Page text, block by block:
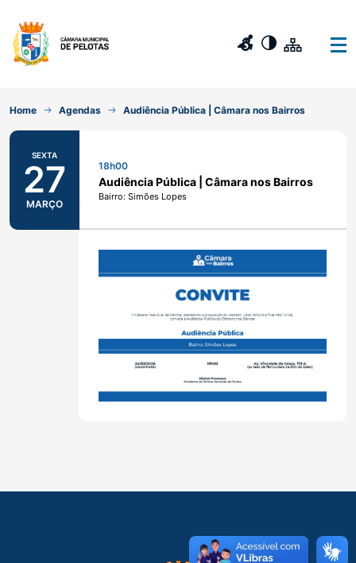
Home Agendas Audiência Pública | Câmara nos Bairros
SEXTA
27
MARÇO
18h00
Audiência Pública | Câmara nos Bairros
Bairro: Simões Lopes